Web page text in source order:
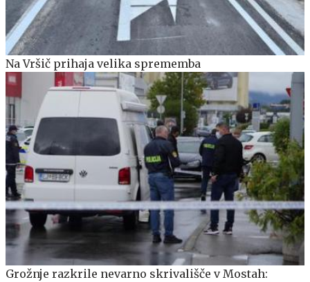
Na Vršič prihaja velika sprememba
Grožnje razkrile nevarno skrivališče v Mostah: